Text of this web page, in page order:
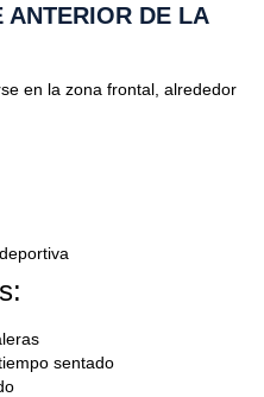
ANTERIOR DE LA
en la zona frontal, alrededor
sentado